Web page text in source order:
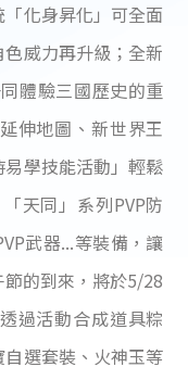
化身昇化」可全面
威力再升級；全新
體驗三國歷史的重
伸地圖、新世界王
易學技能活動」輕鬆
天同」系列PVP防
武器...等裝備，讓
的到來，將於5/28
過活動合成道具粽
選套裝、火神玉等